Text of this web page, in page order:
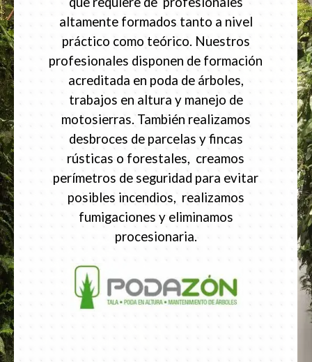
altamente formados tanto a nivel
práctico como teórico. Nuestros
profesionales disponen de formación
acreditada en poda de árboles,
trabajos en altura y manejo de
motosierras. También realizamos
desbroces de parcelas y fincas
rústicas o forestales, creamos
perímetros de seguridad para evitar
posibles incendios, realizamos
fumigaciones y eliminamos
procesionaria.